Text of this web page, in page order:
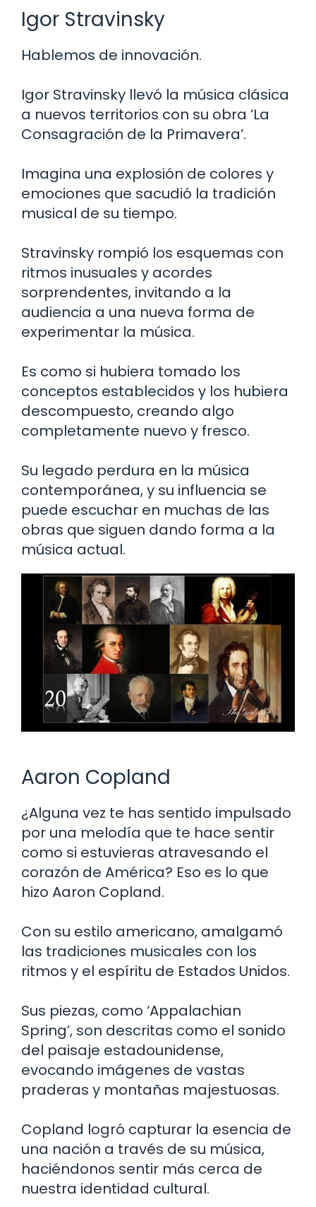
Igor Stravinsky
Hablemos de innovación.
Igor Stravinsky llevó la música clásica
a nuevos territorios con su obra ‘La
Consagración de la Primavera’.
Imagina una explosión de colores y
emociones que sacudió la tradición
musical de su tiempo.
Stravinsky rompió los esquemas con
ritmos inusuales y acordes
sorprendentes, invitando a la
audiencia a una nueva forma de
experimentar la música.
Es como si hubiera tomado los
conceptos establecidos y los hubiera
descompuesto, creando algo
completamente nuevo y fresco.
Su legado perdura en la música
contemporánea, y su influencia se
puede escuchar en muchas de las
obras que siguen dando forma a la
música actual.
Aaron Copland
¿Alguna vez te has sentido impulsado
por una melodía que te hace sentir
como si estuvieras atravesando el
corazón de América? Eso es lo que
hizo Aaron Copland.
Con su estilo americano, amalgamó
las tradiciones musicales con los
ritmos y el espíritu de Estados Unidos.
Sus piezas, como ‘Appalachian
Spring’, son descritas como el sonido
del paisaje estadounidense,
evocando imágenes de vastas
praderas y montañas majestuosas.
Copland logró capturar la esencia de
una nación a través de su música,
haciéndonos sentir más cerca de
nuestra identidad cultural.